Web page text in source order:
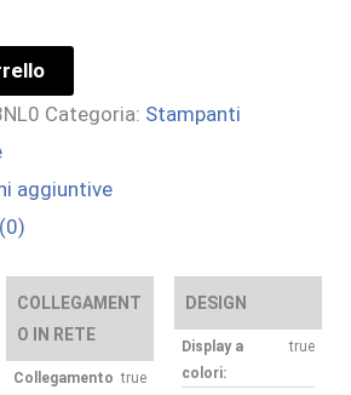
Categoria: Stampanti
aggiuntive
COLLEGAMENT
O IN RETE
Collegamento true
DESIGN
Display a
colori:
true